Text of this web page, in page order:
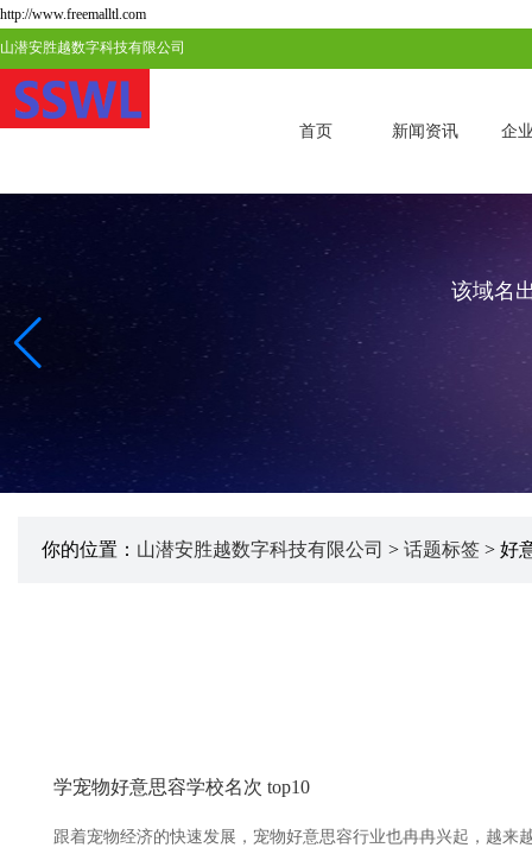
http://www.freemalltl.com
山潜安胜越数字科技有限公司
首页 新闻资讯 企
该域名
你的位置： 山潜安胜越数字科技有限公司 > 话题标签 > 好
学宠物好意思容学校名次 top10
跟着宠物经济的快速发展，宠物好意思容行业也冉冉兴起，越